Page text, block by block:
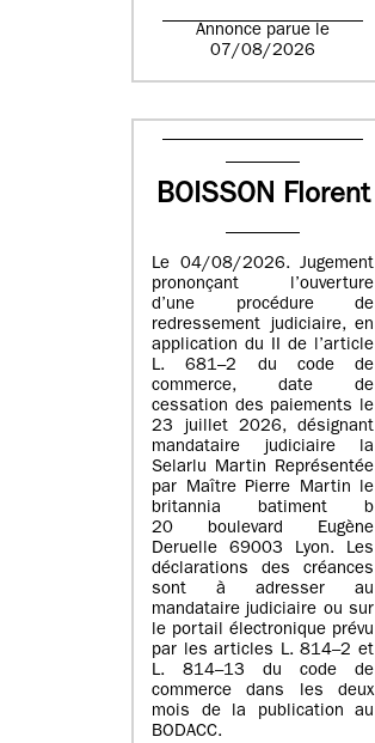
Annonce parue le
07/08/2026
BOISSON Florent
Le 04/08/2026. Jugement
prononçant l’ouverture
d’une procédure de
redressement judiciaire, en
application du II de l’article
L. 681–2 du code de
commerce, date de
cessation des paiements le
23 juillet 2026, désignant
mandataire judiciaire la
Selarlu Martin Représentée
par Maître Pierre Martin le
britannia batiment b
20 boulevard Eugène
Deruelle 69003 Lyon. Les
déclarations des créances
sont à adresser au
mandataire judiciaire ou sur
le portail électronique prévu
par les articles L. 814–2 et
L. 814–13 du code de
commerce dans les deux
mois de la publication au
BODACC.